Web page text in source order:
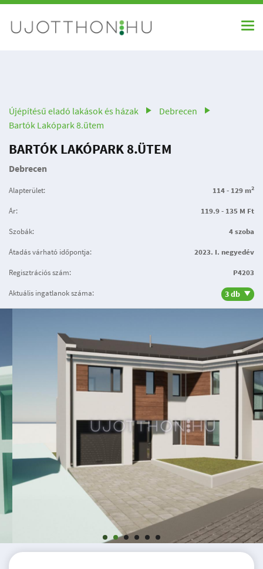
Újépítésű eladó lakások és házak
Debrecen
Bartók Lakópark 8.ütem
BARTÓK LAKÓPARK 8.ÜTEM
Debrecen
Alapterület: 114 - 129 m2
Ár: 119.9 - 135 M Ft
Szobák: 4 szoba
Átadás várható időpontja: 2023. I. negyedév
Regisztrációs szám: P4203
Aktuális ingatlanok száma: 3 db